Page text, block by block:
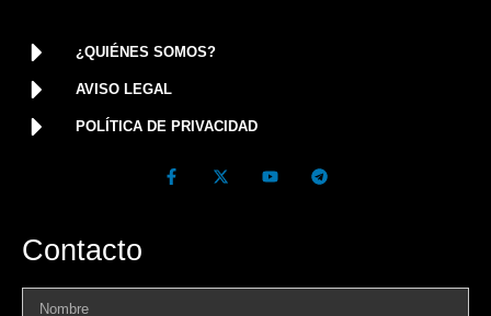
¿QUIÉNES SOMOS?
AVISO LEGAL
POLÍTICA DE PRIVACIDAD
Contacto